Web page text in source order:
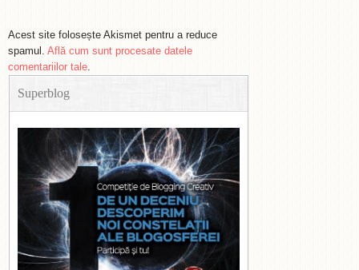
Acest site folosește Akismet pentru a reduce
spamul. Află cum sunt procesate datele
comentariilor tale.
Superblog